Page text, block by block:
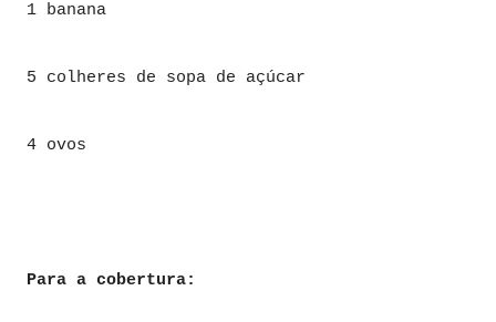
1 banana
5 colheres de sopa de açúcar
4 ovos
Para a cobertura: